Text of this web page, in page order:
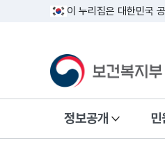
이 누리집은 대한민국
정보공개 민